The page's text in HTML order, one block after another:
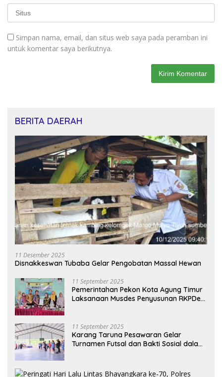
Simpan nama, email, dan situs web saya pada peramban ini
untuk komentar saya berikutnya.
BERITA DAERAH
11 Desember 2025
Disnakkeswan Tubaba Gelar Pengobatan Massal Hewan
11 September 2025
Pemerintahan Pekon Kota Agung Timur
Laksanaan Musdes Penyusunan RKPDes
11 September 2025
Karang Taruna Pesawaran Gelar
Turnamen Futsal dan Bakti Sosial dalam